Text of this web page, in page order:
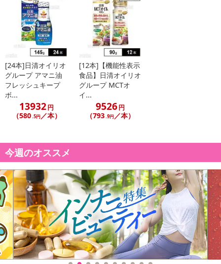
塩や砂糖が入っていないので、食べている途中でかけて味変に使っ
ても、料理の味は濃くせずに、やみつく風味だけをプラスできま
常温で保管可能ですので、食卓において、いろいろな料理に気軽に
かけてお使いください。
アジアンパクチーは、サラダや焼きそば、スープなど、いつもの料
理をエスニック風にしたいときにおすすめです。
[24本]日清オイリオ
グループ アマニ油
フレッシュキープ
ボ...
13932円
（580 .5円／本）
[12本]【機能性表示
食品】日清オイリオ
グループ MCTオ
イ...
9526円
（793 .9円 ／本）
今週のオススメ